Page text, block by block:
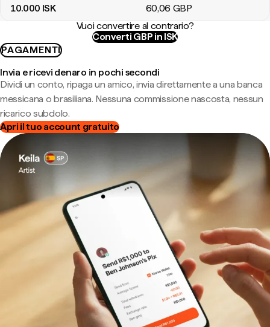
10.000 ISK 60,06 GBP
Vuoi convertire al contrario?
Converti GBP in ISK
PAGAMENTI
Invia e ricevi denaro in pochi secondi
Dividi un conto, ripaga un amico, invia direttamente a una banca
messicana o brasiliana. Nessuna commissione nascosta, nessun
ricarico subdolo.
Apri il tuo account gratuito